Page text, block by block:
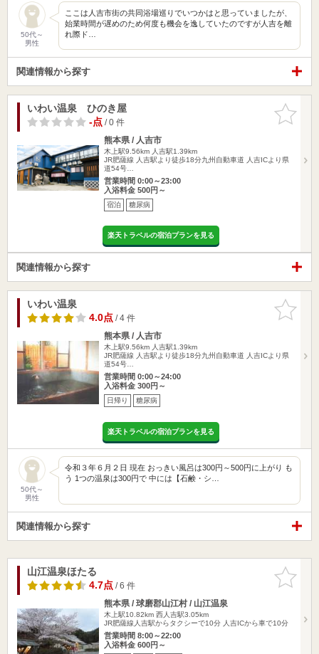
50代～
男性
ここは人吉市街の共同浴場巡りでいつかはと思っていましたが、
始業時間が遅めのため何度も機会を逸していたのですが人吉を離
れ際ド…
関連情報から探す
お気に入
りに追加
いわい温泉 ひのき屋
-点/ 0 件
熊本県 / 人吉市
木上駅9.56km 人吉駅1.39km
JR肥薩線 人吉駅より徒歩18分九州自動車道 人吉ICより県
道54号…
営業時間 0:00～23:00
入浴料金 500円～
宿泊 糖尿病
楽天トラベルの宿泊プランを見る
関連情報から探す
お気に入
りに追加
いわい温泉
4.0点/ 4 件
熊本県 / 人吉市
木上駅9.56km 人吉駅1.39km
JR肥薩線 人吉駅より徒歩18分九州自動車道 人吉ICより県
道54号…
営業時間 0:00～24:00
入浴料金 300円～
日帰り 糖尿病
楽天トラベルの宿泊プランを見る
50代～
男性
令和３年６月２日 現在 おっきい風呂は300円～500円に上がり も
う 1つの温泉は300円で 中には【石鹸・シ…
関連情報から探す
お気に入
りに追加
山江温泉ほたる
4.7点/ 6 件
熊本県 / 球磨郡山江村 / 山江温泉
木上駅10.82km 西人吉駅3.05km
JR肥薩線人吉駅からタクシーで10分 人吉ICから車で10分
営業時間 8:00～22:00
入浴料金 600円～